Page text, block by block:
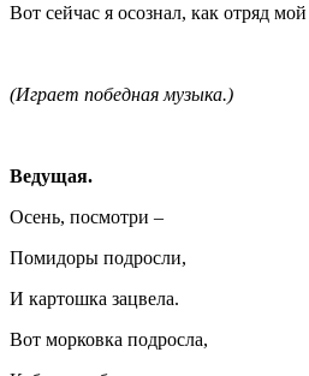
Вот сейчас я осознал, как отряд
(Играет победная музыка.)
Ведущая.
Осень, посмотри –
Помидоры подросли,
И картошка зацвела.
Вот морковка подросла,